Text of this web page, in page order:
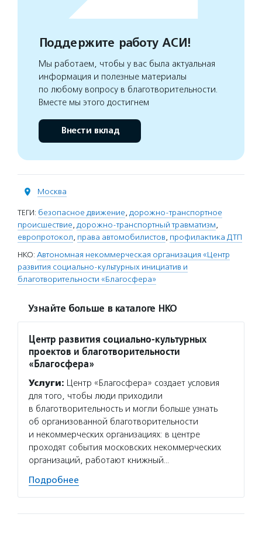
Поддержите работу АСИ!
Мы работаем, чтобы у вас была актуальная
информация и полезные материалы
по любому вопросу в благотворительности.
Вместе мы этого достигнем
Внести вклад
Москва
ТЕГИ: безопасное движение, дорожно-транспортное
происшествие, дорожно-транспортный травматизм,
европротокол, права автомобилистов, профилактика ДТП
НКО: Автономная некоммерческая организация «Центр
развития социально-культурных инициатив и
благотворительности «Благосфера»
Узнайте больше в каталоге НКО
Центр развития социально-культурных
проектов и благотворительности
«Благосфера»
Услуги: Центр «Благосфера» создает условия
для того, чтобы люди приходили
в благотворительность и могли больше узнать
об организованной благотворительности
и некоммерческих организациях: в центре
проходят события московских некоммерческих
организаций, работают книжный…
Подробнее